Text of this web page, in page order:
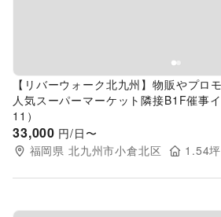
【リバーウォーク北九州】物販やプロ
人気スーパーマーケット隣接B1F催事
11）
33,000 円/日〜
福岡県 北九州市小倉北区 1.54